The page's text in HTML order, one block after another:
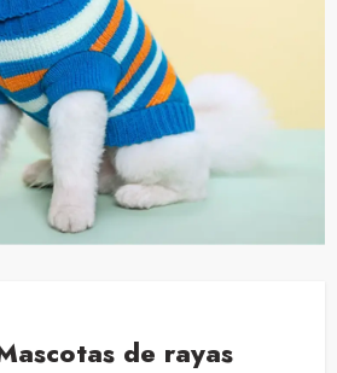
de rayas